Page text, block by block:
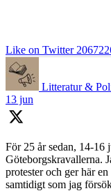
Like on Twitter
Litteratur &
13 jun
För 25 år sedan, 14-16
Göteborgskravallerna.
protester och ger här
samtidigt som jag